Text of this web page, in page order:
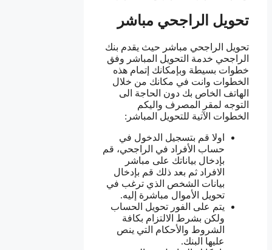
تحويل الراجحي مباشر
تحويل الراجحي مباشر حيث يقدم بنك
الراجحي خدمة التحويل المباشر وفق
خطوات بسيطة وبإمكانك إتمام هذه
الخطوات وانت في مكانك من خلال
الهاتف الخاص بك دون الحاجة الى
التوجه لمقر المصرف واليكم
الخطوات الآتية للتحويل المباشر:
اولا قم بتسجيل الدخول في
حساب الأفراد في الراجحي، قم
بإدخال بياناتك على مباشر
الافراد ثم بعد ذلك قم بإدخال
بيانات الشخص الذي ترغب في
تحويل الأموال مباشرة إليه.
يتم على الفور تحويل الحساب
ولكن بشرط الالتزام بكافة
الشروط والأحكام التي ينص
عليها البنك.